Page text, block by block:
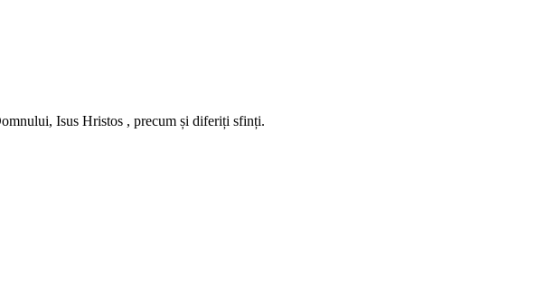
Isus Hristos , precum și diferiți sfinți.